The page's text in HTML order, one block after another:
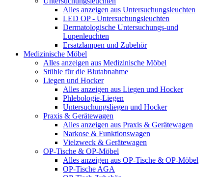
Alles anzeigen aus Untersuchungsleuchten
LED OP - Untersuchungsleuchten
Dermatologische Untersuchungs-und
Lupenleuchten
Ersatzlampen und Zubehör
Medizinische Möbel
Alles anzeigen aus Medizinische Möbel
Stühle für die Blutabnahme
Liegen und Hocker
Alles anzeigen aus Liegen und Hocker
Phlebologie-Liegen
Untersuchungsliegen und Hocker
Praxis & Gerätewagen
Alles anzeigen aus Praxis & Gerätewagen
Narkose & Funktionswagen
Vielzweck & Gerätewagen
OP-Tische & OP-Möbel
Alles anzeigen aus OP-Tische & OP-Möbel
OP-Tische AGA